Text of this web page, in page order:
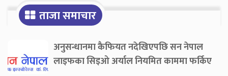
ताजा समाचार
अनुसन्धानमा कैफियत नदेखिएपछि सन नेपाल
लाइफका सिइओ अर्याल नियमित काममा फर्किए